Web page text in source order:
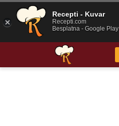
Recepti - Kuvar
Recepti.com
Besplatna - Google Play